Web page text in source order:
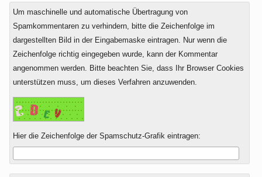
Um maschinelle und automatische Übertragung von
Spamkommentaren zu verhindern, bitte die Zeichenfolge im
dargestellten Bild in der Eingabemaske eintragen. Nur wenn die
Zeichenfolge richtig eingegeben wurde, kann der Kommentar
angenommen werden. Bitte beachten Sie, dass Ihr Browser Cookies
unterstützen muss, um dieses Verfahren anzuwenden.
Hier die Zeichenfolge der Spamschutz-Grafik eintragen: